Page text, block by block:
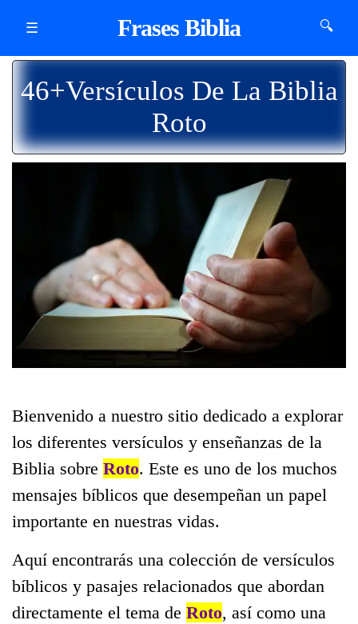
☰ Frases Biblia 🔍
46+Versículos De La Biblia
Roto
Bienvenido a nuestro sitio dedicado a explorar
los diferentes versículos y enseñanzas de la
Biblia sobre Roto. Este es uno de los muchos
mensajes bíblicos que desempeñan un papel
importante en nuestras vidas.
Aquí encontrarás una colección de versículos
bíblicos y pasajes relacionados que abordan
directamente el tema de Roto, así como una